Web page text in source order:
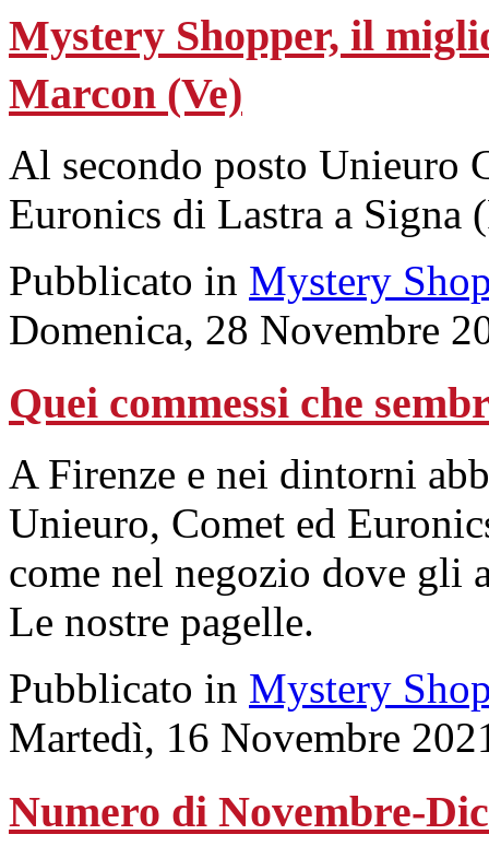
Mystery Shopper, il
Marcon (Ve)
Al secondo posto Unieuro
Euronics di Lastra a Signa
Pubblicato in Mystery
Domenica, 28 Novembre
Quei commessi che
A Firenze e nei dintorni
Unieuro, Comet ed
come nel negozio dove gli
Le nostre pagelle.
Pubblicato in Mystery
Martedì, 16 Novembre
Numero di Novembre-